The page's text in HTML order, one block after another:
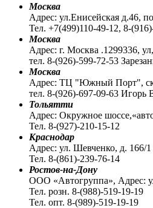
Москва
Адрес: ул.Енисейская д.46,
Тел. +7(499)110-49-12, 8-
Москва
Адрес: г. Москва .1299336,
тел. 8-(926)-599-72-53
Москва
Адрес: ТЦ "Южный Порт",
тел. 8-(926)-697-09-63 Игорь
Тольятти
Адрес: Окружное
Тел. 8-(927)-210-15-12
Краснодар
Адрес: ул. Шевченко, д. 166/
Тел. 8-(861)-239-76-14
Ростов-на-Дону
ООО «Автогруппа», Адрес:
Тел. розн. 8-(988)-519-19-19
Тел. опт. 8-(989)-519-19-19